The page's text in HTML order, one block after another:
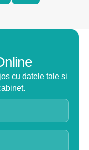
cu datele tale si